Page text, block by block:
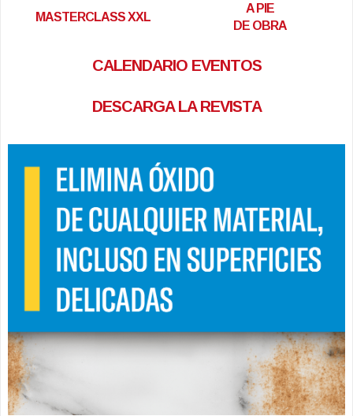
MASTERCLASS XXL
A PIE
DE OBRA
CALENDARIO EVENTOS
DESCARGA LA REVISTA